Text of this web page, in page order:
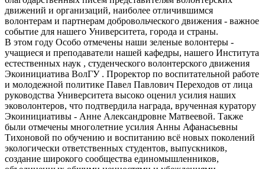
движений и организаций, наиболее отличившимся
волонтерам и партнерам добровольческого движения - важное
событие для нашего Университета, города и страны.
В этом году Особо отмечены наши зеленые волонтеры -
учащиеся и преподаватели нашей кафедры, нашего Института
естественных наук , студенческого волонтерского движения
Экоинициатива ВолГУ . Проректор по воспитательной работе
и молодежной политике Павел Павлович Переходов от лица
руководства Университета высоко оценил усилия наших
эковолонтеров, что подтвердила награда, врученная куратору
Экоинициативы - Анне Александровне Матвеевой. Также
были отмечены многолетние усилия Анны Афанасьевны
Тихоновой по обучению и воспитанию всё новых поколений
экологически ответственных студентов, выпускников,
создание широкого сообщества единомышленников,